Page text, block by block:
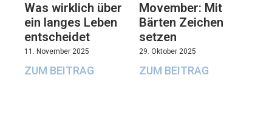
Was wirklich über
ein langes Leben
entscheidet
11. November 2025
ZUM BEITRAG
Movember: Mit
Bärten Zeichen
setzen
29. Oktober 2025
ZUM BEITRAG